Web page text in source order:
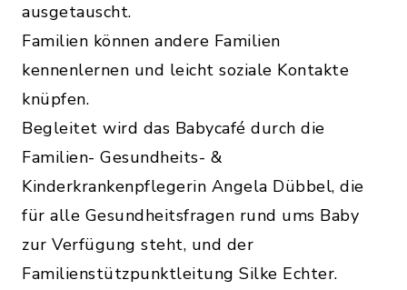
ausgetauscht.
Familien können andere Familien
kennenlernen und leicht soziale Kontakte
knüpfen.
Begleitet wird das Babycafé durch die
Familien- Gesundheits- &
Kinderkrankenpflegerin Angela Dübbel, die
für alle Gesundheitsfragen rund ums Baby
zur Verfügung steht, und der
Familienstützpunktleitung Silke Echter.